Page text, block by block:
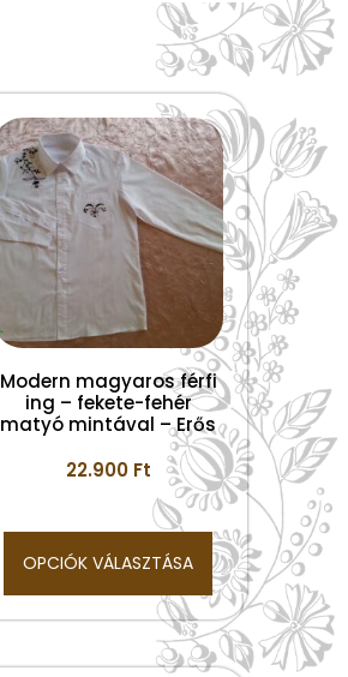
Modern magyaros férfi
ing – fekete-fehér
matyó mintával – Erős
22.900 Ft
OPCIÓK VÁLASZTÁSA